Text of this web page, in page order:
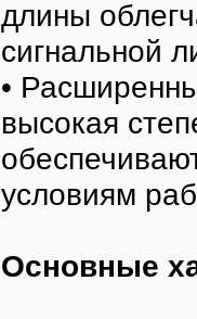
длины
сигнальной
•
высокая
условиям
Основные